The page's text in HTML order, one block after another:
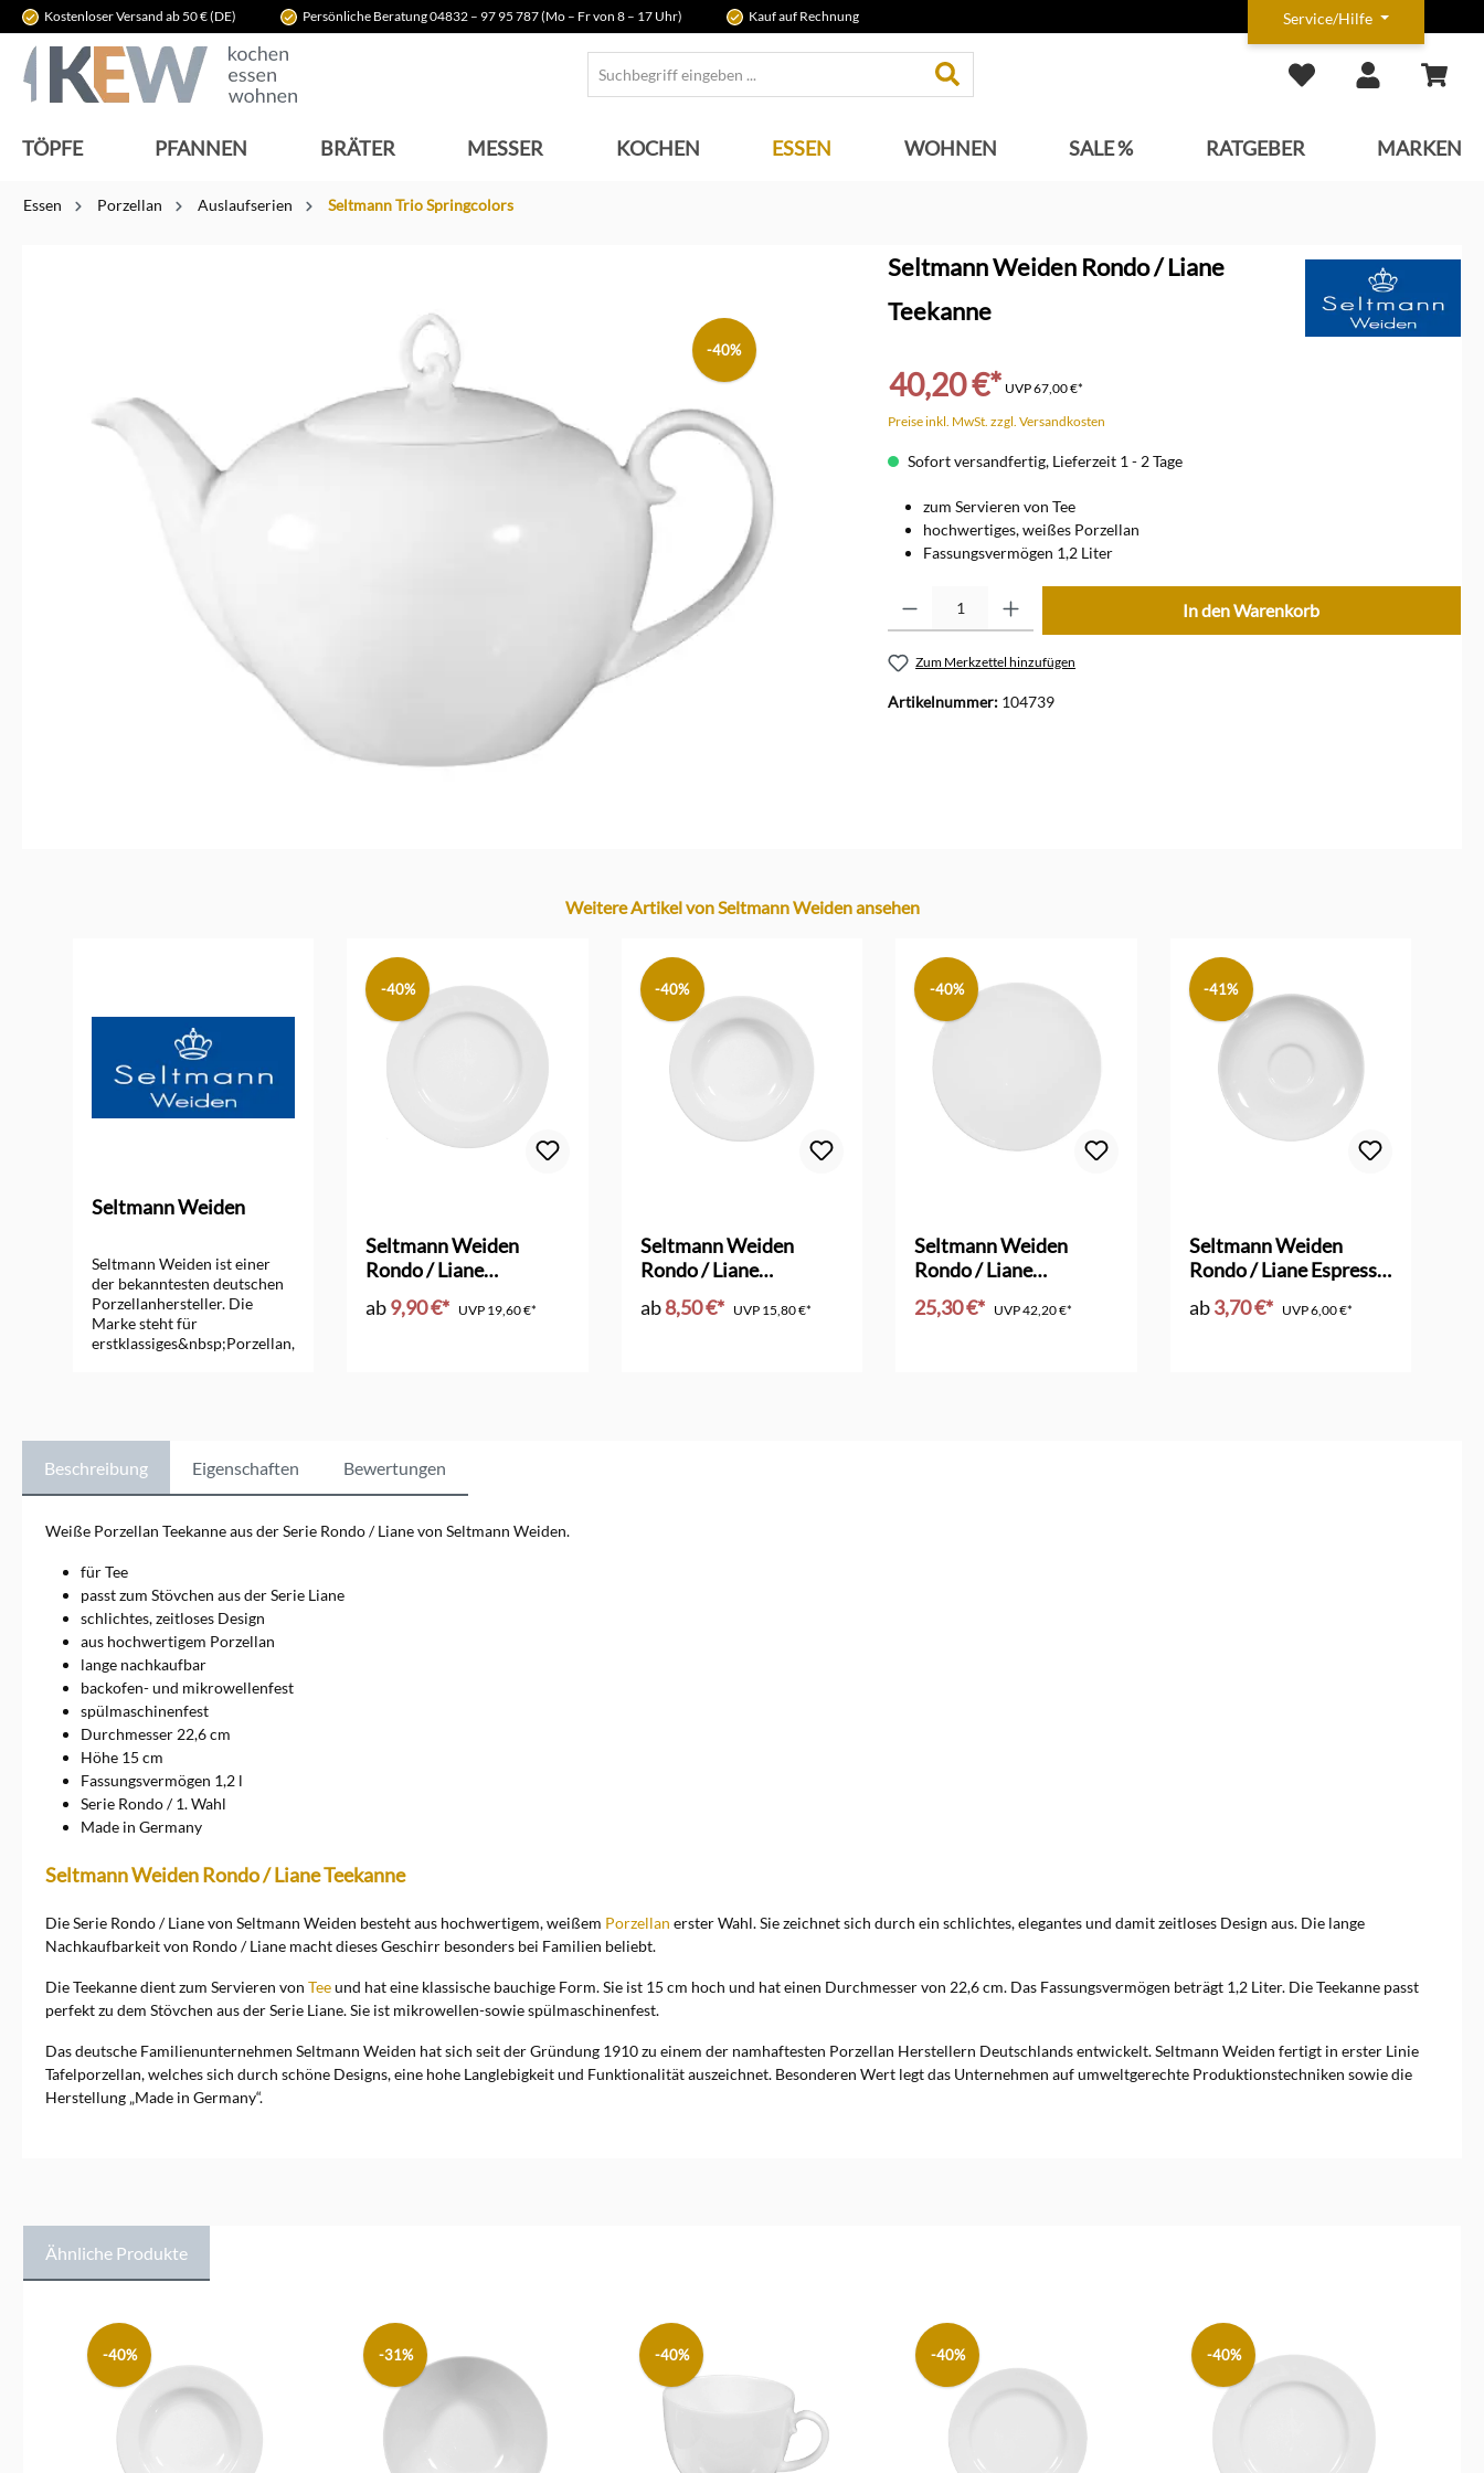
Zur Hauptnavigation springen
Kostenloser Versand ab 50 € (DE) Persönliche Beratung 04832 – 97 95 787 (Mo – Fr von 8 – 17 Uhr) Kauf auf Rechnung Service/Hilfe
TÖPFE PFANNEN BRÄTER MESSER KOCHEN ESSEN WOHNEN SALE % RATGEBER MARKEN
Essen Porzellan Auslaufserien Seltmann Trio Springcolors
-40%
Seltmann Weiden Rondo / Liane
Teekanne
40,20 €* UVP67,00 €*
Preise inkl. MwSt. zzgl. Versandkosten
Sofort versandfertig, Lieferzeit 1 - 2 Tage
zum Servieren von Tee
hochwertiges, weißes Porzellan
Fassungsvermögen 1,2 Liter
In den Warenkorb
Zum Merkzettel hinzufügen
Artikelnummer: 104739
Weitere Artikel von Seltmann Weiden ansehen
Seltmann Weiden
Seltmann Weiden ist einer
der bekanntesten deutschen
Porzellanhersteller. Die
Marke steht für
erstklassiges&nbsp;Porzellan,
Porzellanprodukte bringt
Seltmann Weiden Stil und
Raffinesse auf jeden Tisch.
Ideal für besondere Anlässe
und den täglichen Gebrauch,
vereint das Geschirr von
und Innovation in jedem
Stück.Markeninformationen:
Porzellanfabriken Christian
Seltmann GmbH, Christian-
Seltmann-Straße 59 - 67,
92637 Weiden,
-40%
Seltmann Weiden
Rondo / Liane
Speiseteller 27 cm
ab9,90 €* UVP 19,60 €*
-40%
Seltmann Weiden
Rondo / Liane
Suppenteller
ab8,50 €* UVP 15,80 €*
-40%
Seltmann Weiden
Rondo / Liane
Tortenplatte
25,30 €* UVP42,20 €*
-41%
Seltmann Weiden
Rondo / Liane Espresso
Untere
ab3,70 €* UVP6,00 €*
Beschreibung Eigenschaften Bewertungen
Weiße Porzellan Teekanne aus der Serie Rondo / Liane von Seltmann Weiden.
für Tee
passt zum Stövchen aus der Serie Liane
schlichtes, zeitloses Design
aus hochwertigem Porzellan
lange nachkaufbar
backofen- und mikrowellenfest
spülmaschinenfest
Durchmesser 22,6 cm
Höhe 15 cm
Fassungsvermögen 1,2 l
Serie Rondo / 1. Wahl
Made in Germany
Seltmann Weiden Rondo / Liane Teekanne
Die Serie Rondo / Liane von Seltmann Weiden besteht aus hochwertigem, weißem Porzellan erster Wahl. Sie zeichnet sich durch ein schlichtes, elegantes und damit zeitloses Design aus. Die lange
Nachkaufbarkeit von Rondo / Liane macht dieses Geschirr besonders bei Familien beliebt.
Die Teekanne dient zum Servieren von Teeund hat eine klassische bauchige Form. Sie ist 15 cm hoch und hat einen Durchmesser von 22,6 cm. Das Fassungsvermögen beträgt 1,2 Liter. Die Teekanne passt
perfekt zu dem Stövchen aus der Serie Liane. Sie ist mikrowellen-sowie spülmaschinenfest.
Das deutsche Familienunternehmen Seltmann Weiden hat sich seit der Gründung 1910 zu einem der namhaftesten Porzellan Herstellern Deutschlands entwickelt. Seltmann Weiden fertigt in erster Linie
Tafelporzellan, welches sich durch schöne Designs, eine hohe Langlebigkeit und Funktionalität auszeichnet. Besonderen Wert legt das Unternehmen auf umweltgerechte Produktionstechniken sowie die
Herstellung „Made in Germany“.
Ähnliche Produkte
-40% -31% -40% -40% -40%